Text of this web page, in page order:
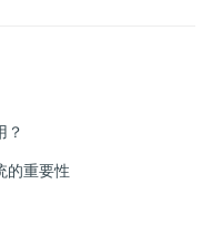
？
的重要性